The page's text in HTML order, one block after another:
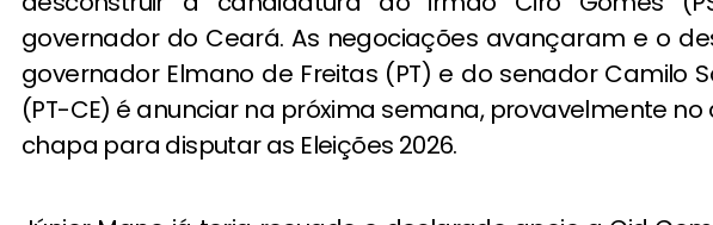
governador do Ceará. As negociações avançaram e o
governador Elmano de Freitas (PT) e do senador Camilo
(PT-CE) é anunciar na próxima semana, provavelmente no
chapa para disputar as Eleições 2026.